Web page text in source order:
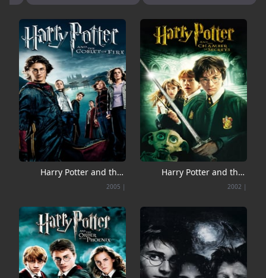
Harry Potter and the
Chamber of Secrets |
2002
Harry Potter and the
|
2005